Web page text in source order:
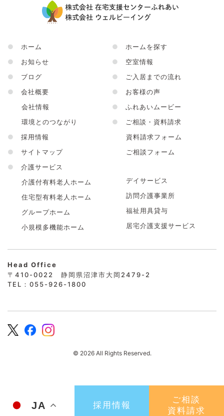
●
ホーム
●
お知らせ
●
ブログ
●
会社概要
会社情報
環境とのつながり
●
採用情報
●
サイトマップ
●
介護サービス
介護付有料老人ホーム
住宅型有料老人ホーム
グループホーム
小規模多機能ホーム
●
ホームを探す
●
空室情報
●
ご入居までの流れ
●
お客様の声
●
ふれあいムービー
●
ご相談・資料請求
資料請求フォーム
ご相談フォーム
デイサービス
訪問介護事業所
福祉用具貸与
居宅介護支援サービス
Head Office
〒410-0022 静岡県沼津市大岡2479-2
TEL：055-926-1800
© 2026 All Rights Reserved.
採用情報
ご相談
資料請求
JA